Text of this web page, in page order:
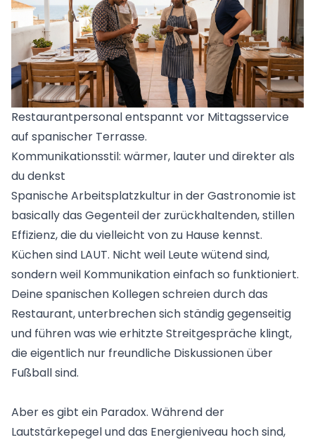
Restaurantpersonal entspannt vor Mittagsservice
auf spanischer Terrasse.
Kommunikationsstil: wärmer, lauter und direkter als
du denkst
Spanische Arbeitsplatzkultur in der Gastronomie ist
basically das Gegenteil der zurückhaltenden, stillen
Effizienz, die du vielleicht von zu Hause kennst.
Küchen sind LAUT. Nicht weil Leute wütend sind,
sondern weil Kommunikation einfach so funktioniert.
Deine spanischen Kollegen schreien durch das
Restaurant, unterbrechen sich ständig gegenseitig
und führen was wie erhitzte Streitgespräche klingt,
die eigentlich nur freundliche Diskussionen über
Fußball sind.
Aber es gibt ein Paradox. Während der
Lautstärkepegel und das Energieniveau hoch sind,